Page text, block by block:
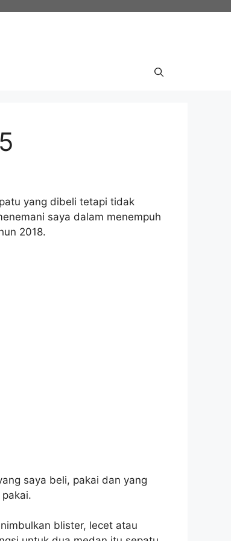
yang dibeli tetapi tidak
saya dalam menempuh
2018.
saya beli, pakai dan yang
blister, lecet atau